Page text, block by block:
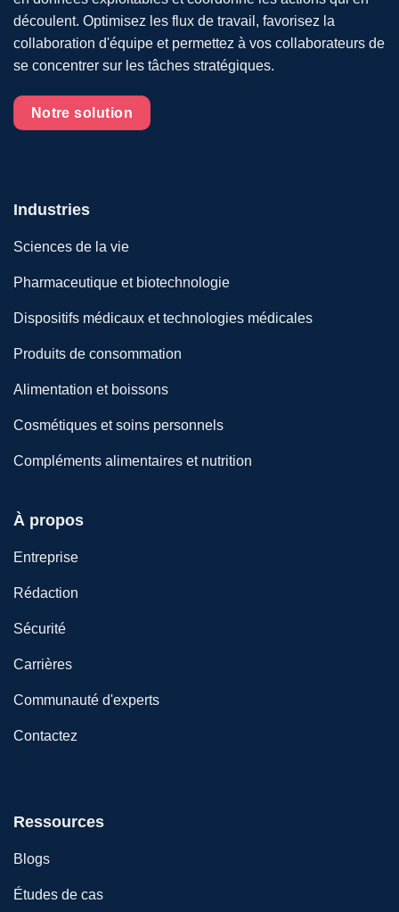
découlent. Optimisez les flux de travail, favorisez la
collaboration d'équipe et permettez à vos collaborateurs de
se concentrer sur les tâches stratégiques.
Notre solution
Industries
Sciences de la vie
Pharmaceutique et biotechnologie
Dispositifs médicaux et technologies médicales
Produits de consommation
Alimentation et boissons
Cosmétiques et soins personnels
Compléments alimentaires et nutrition
À propos
Entreprise
Rédaction
Sécurité
Carrières
Communauté d'experts
Contactez
Ressources
Blogs
Études de cas